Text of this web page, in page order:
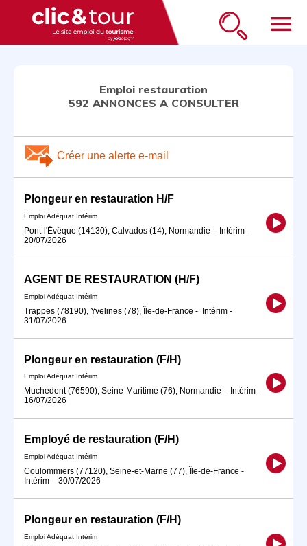
menu
Emploi restauration
592 ANNONCES A CONSULTER
Créer une alerte e-mail
Plongeur en restauration H/F
Emploi Adéquat Intérim
Pont-l'Évêque (14130), Calvados (14), Normandie - Intérim -
20/07/2026
AGENT DE RESTAURATION (H/F)
Emploi Adéquat Intérim
Trappes (78190), Yvelines (78), Île-de-France - Intérim -
31/07/2026
Plongeur en restauration (F/H)
Emploi Adéquat Intérim
Muchedent (76590), Seine-Maritime (76), Normandie - Intérim -
16/07/2026
Employé de restauration (F/H)
Emploi Adéquat Intérim
Coulommiers (77120), Seine-et-Marne (77), Île-de-France -
Intérim - 30/07/2026
Plongeur en restauration (F/H)
Emploi Adéquat Intérim